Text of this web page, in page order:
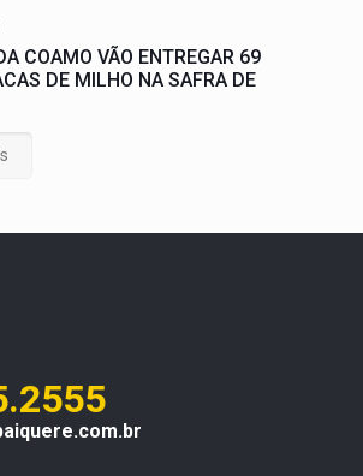
COAMO VÃO ENTREGAR 69
DE MILHO NA SAFRA DE